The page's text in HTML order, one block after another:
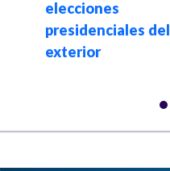
elecciones
presidenciales del
exterior